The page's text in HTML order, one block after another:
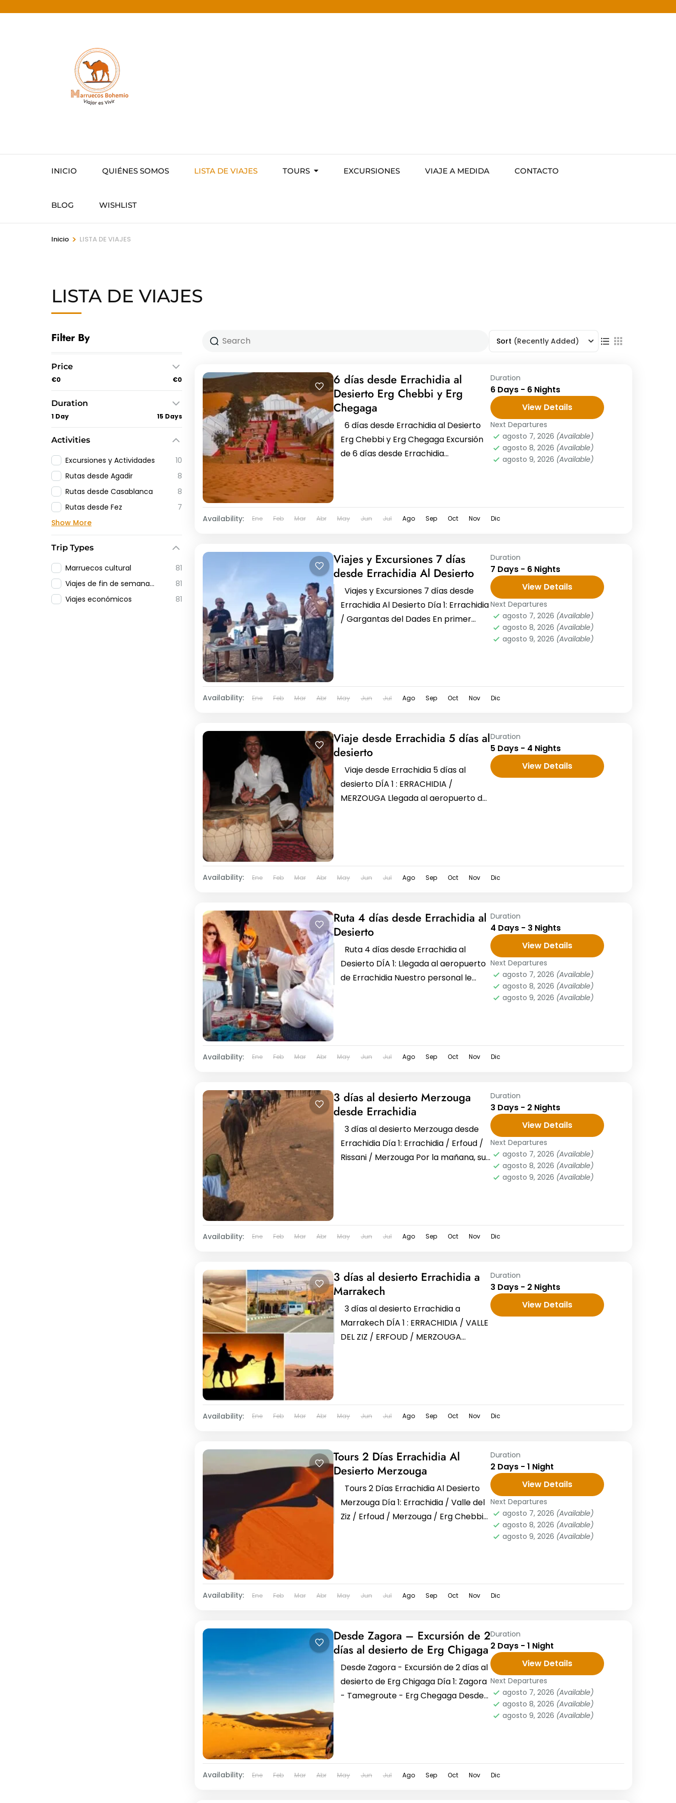
INICIO QUIÉNES SOMOS LISTA DE VIAJES TOURS EXCURSIONES VIAJE A MEDIDA CONTACTO
BLOG WISHLIST
Inicio > LISTA DE VIAJES
LISTA DE VIAJES
Filter By
Price
€0 €0
Duration
1 Day 15 Days
Activities
Excursiones y Actividades
10
Rutas desde Agadir
8
Rutas desde Casablanca
8
Rutas desde Fez
7
Show More
Trip Types
Marruecos cultural
81
Viajes de fin de semana en Marruecos
81
Viajes económicos
81
Sort (Recently Added)
6 días desde Errachidia al
Desierto Erg Chebbi y Erg
Chegaga
6 días desde Errachidia al Desierto
Erg Chebbi y Erg Chegaga Excursión
de 6 días desde Errachidia
Duration
6 Days - 6 Nights
View Details
Next Departures
agosto 7, 2026 (Available)
agosto 8, 2026 (Available)
agosto 9, 2026 (Available)
Availability: Ene Feb Mar Abr May Jun Jul Ago Sep Oct Nov Dic
Viajes y Excursiones 7 días
desde Errachidia Al Desierto
Viajes y Excursiones 7 días desde
Errachidia Al Desierto Día 1: Errachidia
/ Gargantas del Dades En primer
Duration
7 Days - 6 Nights
View Details
Next Departures
agosto 7, 2026 (Available)
agosto 8, 2026 (Available)
agosto 9, 2026 (Available)
Availability: Ene Feb Mar Abr May Jun Jul Ago Sep Oct Nov Dic
Viaje desde Errachidia 5 días al
desierto
Viaje desde Errachidia 5 días al
desierto DÍA 1 : ERRACHIDIA /
MERZOUGA Llegada al aeropuerto de
Duration
5 Days - 4 Nights
View Details
Availability: Ene Feb Mar Abr May Jun Jul Ago Sep Oct Nov Dic
Ruta 4 días desde Errachidia al
Desierto
Ruta 4 días desde Errachidia al
Desierto DÍA 1: Llegada al aeropuerto
de Errachidia Nuestro personal le
Duration
4 Days - 3 Nights
View Details
Next Departures
agosto 7, 2026 (Available)
agosto 8, 2026 (Available)
agosto 9, 2026 (Available)
Availability: Ene Feb Mar Abr May Jun Jul Ago Sep Oct Nov Dic
3 días al desierto Merzouga
desde Errachidia
3 días al desierto Merzouga desde
Errachidia Día 1: Errachidia / Erfoud /
Rissani / Merzouga Por la mañana, su
Duration
3 Days - 2 Nights
View Details
Next Departures
agosto 7, 2026 (Available)
agosto 8, 2026 (Available)
agosto 9, 2026 (Available)
Availability: Ene Feb Mar Abr May Jun Jul Ago Sep Oct Nov Dic
3 días al desierto Errachidia a
Marrakech
3 días al desierto Errachidia a
Marrakech DÍA 1 : ERRACHIDIA / VALLE
DEL ZIZ / ERFOUD / MERZOUGA
Duration
3 Days - 2 Nights
View Details
Availability: Ene Feb Mar Abr May Jun Jul Ago Sep Oct Nov Dic
Tours 2 Días Errachidia Al
Desierto Merzouga
Tours 2 Días Errachidia Al Desierto
Merzouga Día 1: Errachidia / Valle del
Ziz / Erfoud / Merzouga / Erg Chebbi
Duration
2 Days - 1 Night
View Details
Next Departures
agosto 7, 2026 (Available)
agosto 8, 2026 (Available)
agosto 9, 2026 (Available)
Availability: Ene Feb Mar Abr May Jun Jul Ago Sep Oct Nov Dic
Desde Zagora – Excursión de 2
días al desierto de Erg Chigaga
Desde Zagora - Excursión de 2 días al
desierto de Erg Chigaga Día 1: Zagora
- Tamegroute - Erg Chegaga Desde
Duration
2 Days - 1 Night
View Details
Next Departures
agosto 7, 2026 (Available)
agosto 8, 2026 (Available)
agosto 9, 2026 (Available)
Availability: Ene Feb Mar Abr May Jun Jul Ago Sep Oct Nov Dic